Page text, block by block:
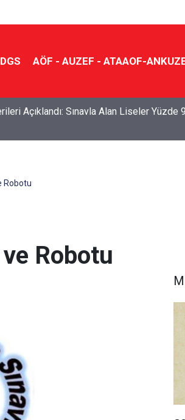
AÖF - AUZEF - ATAAOF-
Açıklandı: Sınavla Alan Liseler Yüzde
Robotu
Robotu